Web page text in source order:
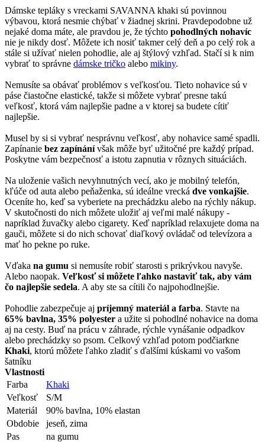
Dámske tepláky s vreckami SAVANNA khaki sú povinnou
výbavou, ktorá nesmie chýbať v žiadnej skrini. Pravdepodobne už
nejaké doma máte, ale pravdou je, že týchto pohodlných nohavíc
nie je nikdy dosť. Môžete ich nosiť takmer celý deň a po celý rok a
stále si užívať nielen pohodlie, ale aj štýlový vzhľad. Stačí si k nim
vybrať to správne dámske tričko alebo mikiny.
Nemusíte sa obávať problémov s veľkosťou. Tieto nohavice sú v
páse čiastočne elastické, takže si môžete vybrať presne takú
veľkosť, ktorá vám najlepšie padne a v ktorej sa budete cítiť
najlepšie.
Musel by si si vybrať nesprávnu veľkosť, aby nohavice samé spadli.
Zapínanie bez zapínánívšak môže byť užitočné pre každý prípad.
Poskytne vám bezpečnosť a istotu zapnutia v rôznych situáciách.
Na uloženie vašich nevyhnutných vecí, ako je mobilný telefón,
kľúče od auta alebo peňaženka, sú ideálne vrecká dve vonkajšie.
Oceníte ho, keď sa vyberiete na prechádzku alebo na rýchly nákup.
V skutočnosti do nich môžete uložiť aj veľmi malé nákupy -
napríklad žuvačky alebo cigarety. Keď napríklad relaxujete doma na
gauči, môžete si do nich schovať diaľkový ovládač od televízora a
mať ho pekne po ruke.
Vďaka na gumu si nemusíte robiť starosti s prikrývkou navyše.
Alebo naopak. Veľkosť si môžete ľahko nastaviť tak, aby vám
čo najlepšie sedela. A aby ste sa cítili čo najpohodlnejšie.
Pohodlie zabezpečuje aj príjemný materiál a farba. Stavte na
65% bavlna, 35% polyester a užite si pohodlné nohavice na doma
aj na cesty. Buď na prácu v záhrade, rýchle vynášanie odpadkov
alebo prechádzky so psom. Celkový vzhľad potom podčiarkne
Khaki, ktorú môžete ľahko zladiť s ďalšími kúskami vo vašom
šatníku
Vlastnosti
Farba
Khaki
Veľkosť
S/M
Materiál
90% bavlna, 10% elastan
Obdobie
jeseň, zima
Pas
na gumu